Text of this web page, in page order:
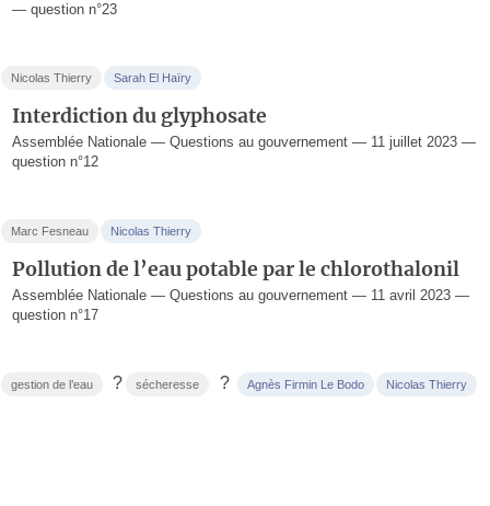
— question n°23
Nicolas Thierry Sarah El Haïry
Interdiction du glyphosate
Assemblée Nationale — Questions au gouvernement — 11 juillet 2023 —
question n°12
Marc Fesneau Nicolas Thierry
Pollution de l’eau potable par le chlorothalonil
Assemblée Nationale — Questions au gouvernement — 11 avril 2023 —
question n°17
gestion de l’eau ? sécheresse ? Agnès Firmin Le Bodo Nicolas Thierry